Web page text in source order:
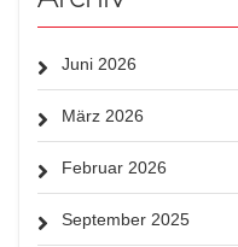
Juni 2026
März 2026
Februar 2026
September 2025